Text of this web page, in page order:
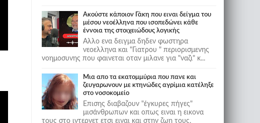
Ακούστε κάποιον Γάκη που ειναι δείγμα του
μέσου νεοέλληνα που ισοπεδώνει κάθε
έννοια της στοιχειώδους λογικής
Αλλο ενα δειγμα δηδεν φωστηρα
νεοελληνα και "Γιατρου " περιορισμενης
νοημοσυνης που φαινεται οταν μιλανε για "ναζι" κ...
Μια απο τα εκατομμύρια που πανε και
ζευγαρωνουν με κτηνώδες αγρίμια κατέληξε
στο νοσοκομείο
Επισης διαβαζουν "έγκυρες πήγες"
μισάνθρωπων και οπως ειναι η εικονα
τους στο ιντερνετ ετσι ειναι και στην ζωη τους,